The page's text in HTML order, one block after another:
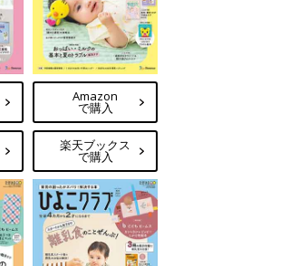
Amazon
で購入
楽天ブックス
で購入